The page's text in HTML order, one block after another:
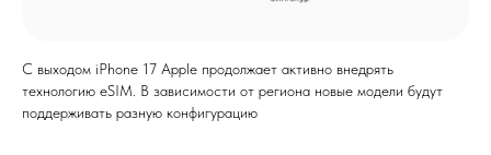
С выходом iPhone 17 Apple продолжает активно внедрять
технологию eSIM. В зависимости от региона новые модели будут
поддерживать разную конфигурацию